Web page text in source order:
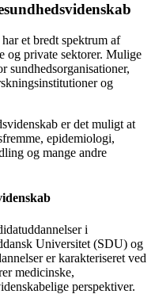
et bredt spektrum af
og private sektorer. Mulige
sundhedsorganisationer,
og
er det muligt at
epidemiologi,
og mange andre
i
Universitet (SDU) og
er karakteriseret ved
medicinske,
perspektiver.